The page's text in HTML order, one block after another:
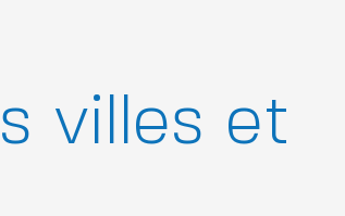
villes et